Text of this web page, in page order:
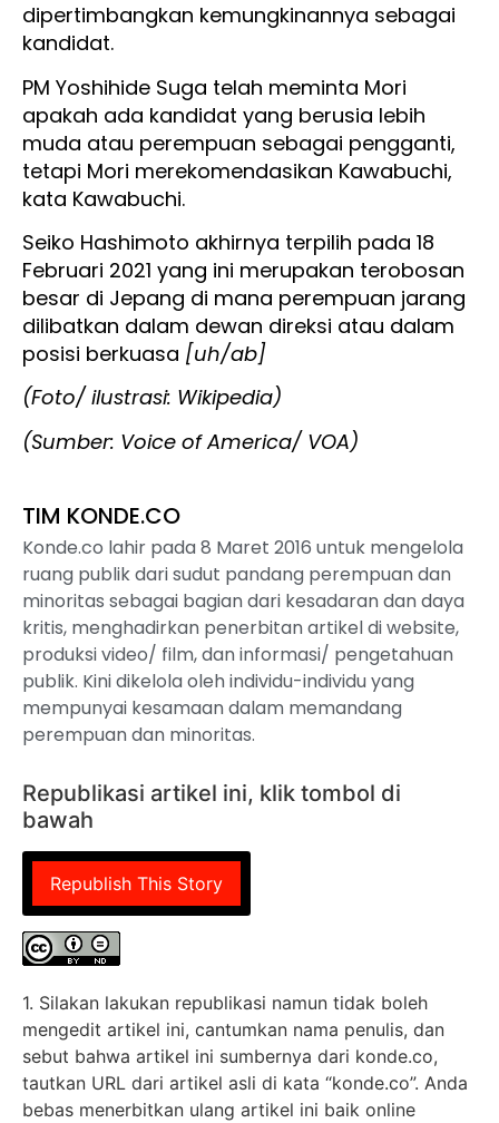
dipertimbangkan kemungkinannya sebagai
kandidat.
PM Yoshihide Suga telah meminta Mori
apakah ada kandidat yang berusia lebih
muda atau perempuan sebagai pengganti,
tetapi Mori merekomendasikan Kawabuchi,
kata Kawabuchi.
Seiko Hashimoto akhirnya terpilih pada 18
Februari 2021 yang ini merupakan terobosan
besar di Jepang di mana perempuan jarang
dilibatkan dalam dewan direksi atau dalam
posisi berkuasa [uh/ab]
(Foto/ ilustrasi: Wikipedia)
(Sumber: Voice of America/ VOA)
TIM KONDE.CO
Konde.co lahir pada 8 Maret 2016 untuk mengelola
ruang publik dari sudut pandang perempuan dan
minoritas sebagai bagian dari kesadaran dan daya
kritis, menghadirkan penerbitan artikel di website,
produksi video/ film, dan informasi/ pengetahuan
publik. Kini dikelola oleh individu-individu yang
mempunyai kesamaan dalam memandang
perempuan dan minoritas.
Republikasi artikel ini, klik tombol di
bawah
Republish This Story
1. Silakan lakukan republikasi namun tidak boleh
mengedit artikel ini, cantumkan nama penulis, dan
sebut bahwa artikel ini sumbernya dari konde.co,
tautkan URL dari artikel asli di kata “konde.co”. Anda
bebas menerbitkan ulang artikel ini baik online